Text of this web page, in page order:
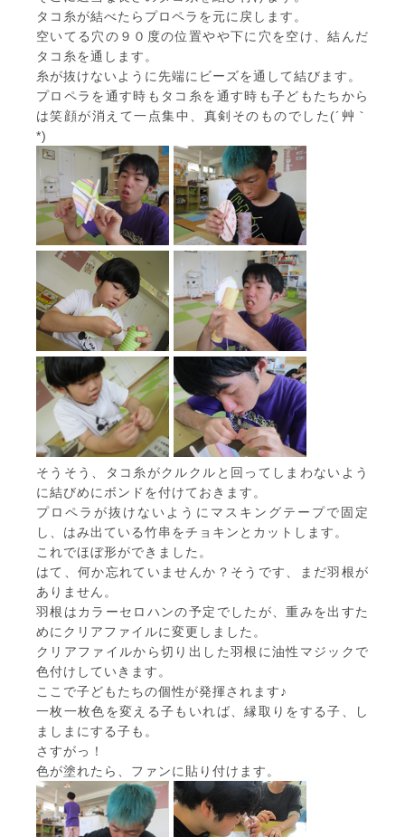
タコ糸が結べたらプロペラを元に戻します。
空いてる穴の９０度の位置やや下に穴を空け、結んだ
タコ糸を通します。
糸が抜けないように先端にビーズを通して結びます。
プロペラを通す時もタコ糸を通す時も子どもたちから
は笑顔が消えて一点集中、真剣そのものでした(´艸｀
*)
そうそう、タコ糸がクルクルと回ってしまわないよう
に結びめにボンドを付けておきます。
プロペラが抜けないようにマスキングテープで固定
し、はみ出ている竹串をチョキンとカットします。
これでほぼ形ができました。
はて、何か忘れていませんか？そうです、まだ羽根が
ありません。
羽根はカラーセロハンの予定でしたが、重みを出すた
めにクリアファイルに変更しました。
クリアファイルから切り出した羽根に油性マジックで
色付けしていきます。
ここで子どもたちの個性が発揮されます♪
一枚一枚色を変える子もいれば、縁取りをする子、し
ましまにする子も。
さすがっ！
色が塗れたら、ファンに貼り付けます。